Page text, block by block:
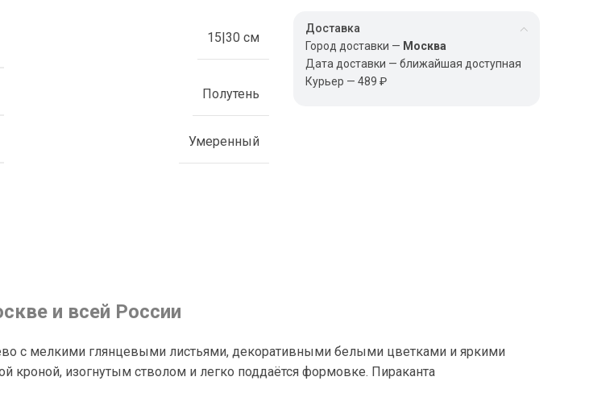
15|30 см
Полутень
Умеренный
Доставка
Город доставки — Москва
Дата доставки — ближайшая доступная
Курьер — 489 ₽
и всей России
с мелкими глянцевыми листьями, декоративными белыми цветками и яркими
кроной, изогнутым стволом и легко поддаётся формовке. Пираканта